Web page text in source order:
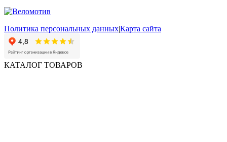
Политика персональных данных|Карта сайта
КАТАЛОГ ТОВАРОВ